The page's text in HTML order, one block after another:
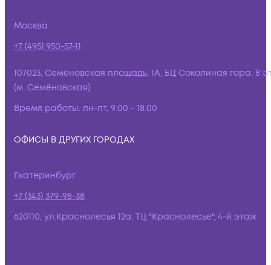
Москва
+7 (495) 950-57-11
107023, Семёновская площадь, 1А, БЦ Соколиная гора, 8
(м. Семёновская)
Время работы: пн-пт, 9:00 - 18:00
ОФИСЫ В ДРУГИХ ГОРОДАХ
Екатеринбург
+7 (343) 379-98-38
620110, ул.Краснолесья 12а, ТЦ "Краснолесье", 4-й этаж